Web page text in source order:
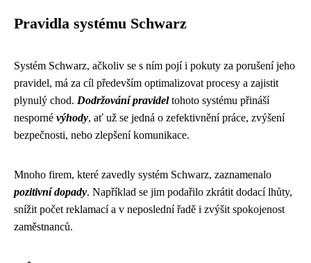
Pravidla systému Schwarz
Systém Schwarz, ačkoliv se s ním pojí i pokuty za porušení jeho
pravidel, má za cíl především optimalizovat procesy a zajistit
plynulý chod. Dodržování pravideltohoto systému přináší
nesporné výhody, ať už se jedná o zefektivnění práce, zvýšení
bezpečnosti, nebo zlepšení komunikace.
Mnoho firem, které zavedly systém Schwarz, zaznamenalo
pozitivní dopady. Například se jim podařilo zkrátit dodací lhůty,
snížit počet reklamací a v neposlední řadě i zvýšit spokojenost
zaměstnanců.